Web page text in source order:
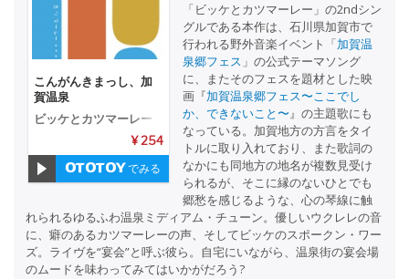
こんがんきまっし、加
賀温泉
ビッケとカツマーレー
¥ 254
でみる
「ビッケとカツマーレー」の2ndシン
グルである本作は、石川県加賀市で
行われる野外音楽イベント「加賀温
泉郷フェス 」の公式テーマソング
に、またそのフェスを題材とした映
画『加賀温泉郷フェス〜ここでし
か、できないこと〜』の主題歌にも
なっている。加賀地方の方言をタイ
トルに取り入れており、また歌詞の
なかにも同地方の地名が複数見受け
られるが、そこに縁のないひとでも
郷愁を感じるような、心の琴線に触
れられるゆるふわ温泉ミディアム・チューン。優しいウクレレの音
に、癖のあるカツマーレーの声、そしてビッケのスポークン・ワー
ズ。ライヴを“宴会”と呼ぶ彼ら。自宅にいながら、温泉街の宴会場
のムードを味わってみてはいかがだろう?